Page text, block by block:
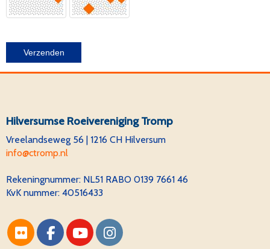
Verzenden
Hilversumse Roeivereniging Tromp
Vreelandseweg 56 | 1216 CH Hilversum
ofni@ctromp.nl
Rekeningnummer: NL51 RABO 0139 7661 46
KvK nummer: 40516433